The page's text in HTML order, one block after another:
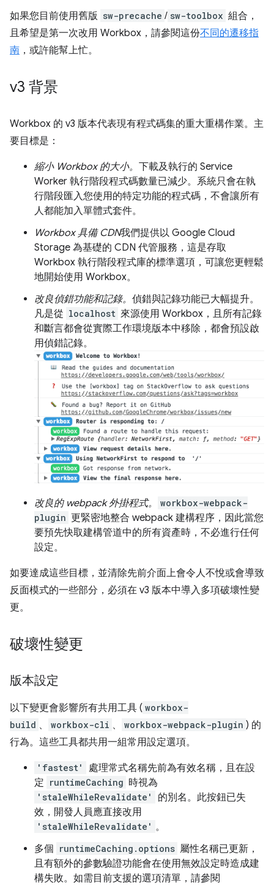
如果您目前使用舊版 sw-precache / sw-toolbox 組合，
且希望是第一次改用 Workbox，請參閱這份不同的遷移指
南 ，或許能幫上忙。
v3 背景
Workbox 的 v3 版本代表現有程式碼集的重大重構作業。主
要目標是：
縮小 Workbox 的大小。 下載及執行的 Service
Worker 執行階段程式碼數量已減少。系統只會在執
行階段匯入您使用的特定功能的程式碼，不會讓所有
人都能加入單體式套件。
Workbox 具備 CDN我們提供以 Google Cloud
Storage 為基礎的 CDN 代管服務，這是存取
Workbox 執行階段程式庫的標準選項，可讓您更輕鬆
地開始使用 Workbox。
改良偵錯功能和記錄。 偵錯與記錄功能已大幅提升。
凡是從 localhost 來源使用 Workbox，且所有記錄
和斷言都會從實際工作環境版本中移除，都會預設啟
用偵錯記錄。
改良的 webpack 外掛程式。
workbox-webpack-
plugin 更緊密地整合 webpack 建構程序，因此當您
要預先快取建構管道中的所有資產時，不必進行任何
設定。
如要達成這些目標，並清除先前介面上會令人不悅或會導致
反面模式的一些部分，必須在 v3 版本中導入多項破壞性變
更。
破壞性變更
版本設定
以下變更會影響所有共用工具 ( workbox-
build 、 workbox-cli 、 workbox-webpack-plugin ) 的
行為。這些工具都共用一組常用設定選項。
'fastest'
處理常式名稱先前為有效名稱，且在設
定 runtimeCaching 時視為
'staleWhileRevalidate'
的別名。此按鈕已失
效，開發人員應直接改用
'staleWhileRevalidate' 。
多個 runtimeCaching.options 屬性名稱已更新，
且有額外的參數驗證功能會在使用無效設定時造成建
構失敗。如需目前支援的選項清單，請參閱